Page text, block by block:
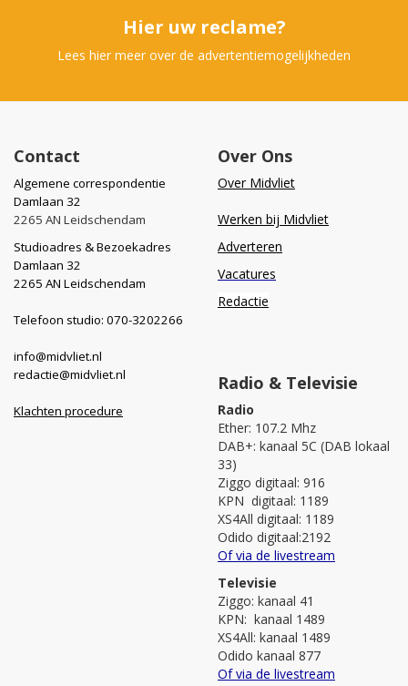
Hier uw reclame?
Lees hier meer over de advertentiemogelijkheden
Contact
Algemene correspondentie
Damlaan 32
2265 AN Leidschendam
Studioadres & Bezoekadres
Damlaan 32
2265 AN Leidschendam
Telefoon studio: 070-3202266
info@midvliet.nl
redactie@midvliet.nl
Klachten procedure
Over Ons
Over Midvliet
Werken bij Midvliet
Adverteren
Vacatures
Redactie
Radio & Televisie
Radio
Ether: 107.2 Mhz
DAB+: kanaal 5C (DAB lokaal
33)
Ziggo digitaal: 916
KPN digitaal: 1189
XS4All digitaal: 1189
Odido digitaal:2192
Of via de livestream
Televisie
Ziggo: kanaal 41
KPN: kanaal 1489
XS4All: kanaal 1489
Odido kanaal 877
Of via de livestream